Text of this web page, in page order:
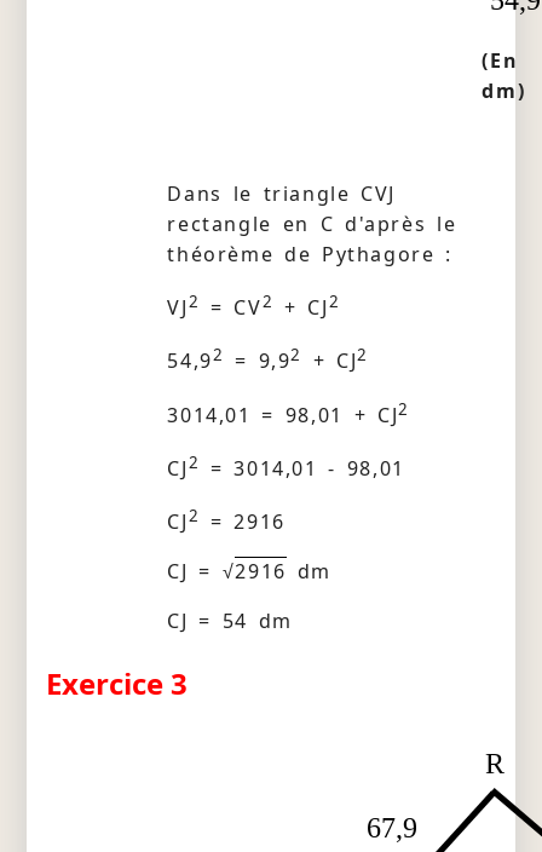
(En
dm)
Dans le triangle CVJ
rectangle en C d'après le
théorème de Pythagore :
VJ2 = CV2 + CJ2
54,92 = 9,92 + CJ2
3014,01 = 98,01 + CJ2
CJ2 = 3014,01 - 98,01
CJ2
= 2916
CJ = √2916 dm
CJ = 54 dm
Exercice 3
R
67,9